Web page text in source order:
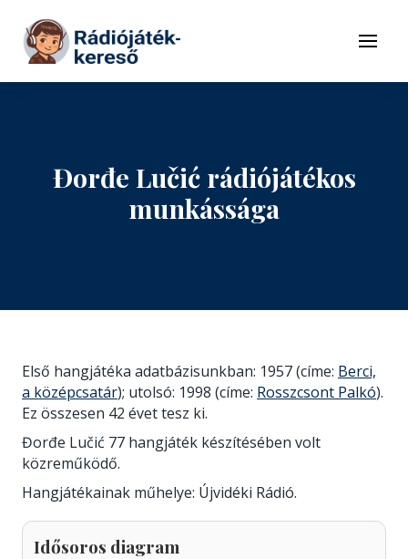
Tovább a tartalomhoz
Menü
Đorđe Lučić rádiójátékos
munkássága
Első hangjátéka adatbázisunkban: 1957 (címe: Berci,
a középcsatár); utolsó: 1998 (címe: Rosszcsont Palkó).
Ez összesen 42 évet tesz ki.
Đorđe Lučić 77 hangjáték készítésében volt
közreműködő.
Hangjátékainak műhelye: Újvidéki Rádió.
Idősoros diagram